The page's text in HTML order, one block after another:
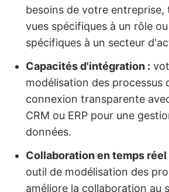
besoins de votre entreprise,
vues spécifiques à un rôle
spécifiques à un secteur
Capacités d'intégration :
modélisation des processus
connexion transparente
CRM ou ERP pour une
données.
Collaboration en temps réel
outil de modélisation des
améliore la collaboration au